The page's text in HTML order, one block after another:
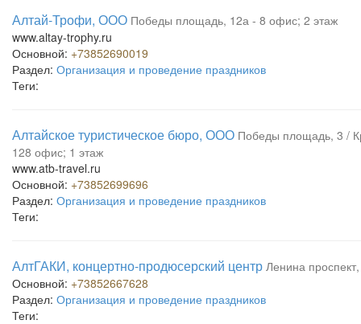
Алтай-Трофи, ООО Победы площадь, 12а - 8 офис; 2 этаж
www.altay-trophy.ru
Основной: +73852690019
Раздел: Организация и проведение праздников
Теги:
Алтайское туристическое бюро, ООО Победы площадь, 3 /
128 офис; 1 этаж
www.atb-travel.ru
Основной: +73852699696
Раздел: Организация и проведение праздников
Теги:
АлтГАКИ, концертно-продюсерский центр Ленина
Основной: +73852667628
Раздел: Организация и проведение праздников
Теги: